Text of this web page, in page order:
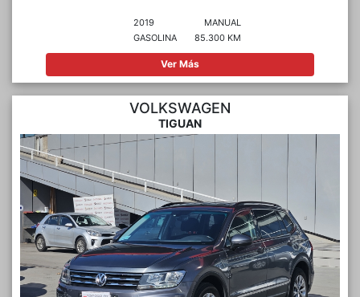
2019
GASOLINA
MANUAL
85.300 KM
Ver Más
VOLKSWAGEN
TIGUAN